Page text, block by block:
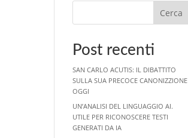
Cerca
Post recenti
SAN CARLO ACUTIS: IL DIBATTITO
SULLA SUA PRECOCE CANONIZZIONE
OGGI
UN’ANALISI DEL LINGUAGGIO AI.
UTILE PER RICONOSCERE TESTI
GENERATI DA IA